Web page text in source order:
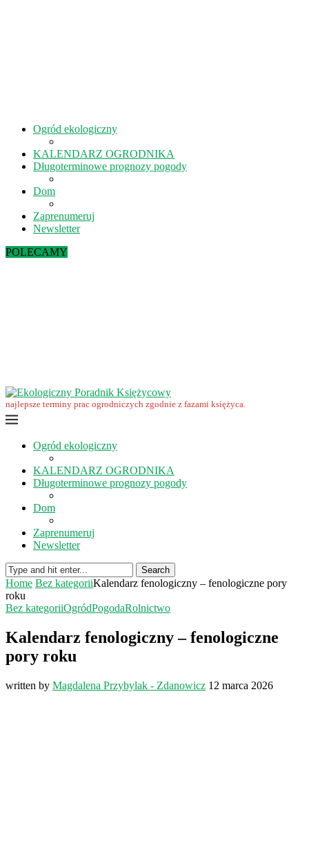
Ogród ekologiczny
KALENDARZ OGRODNIKA
Długoterminowe prognozy pogody
Dom
Zaprenumeruj
Newsletter
POLECAMY
najlepsze terminy prac ogrodniczych zgodnie z fazami księżyca.
Ogród ekologiczny
KALENDARZ OGRODNIKA
Długoterminowe prognozy pogody
Dom
Zaprenumeruj
Newsletter
Search
Home Bez kategoriiKalendarz fenologiczny – fenologiczne pory
roku
Bez kategoriiOgródPogodaRolnictwo
Kalendarz fenologiczny – fenologiczne
pory roku
written by Magdalena Przybylak - Zdanowicz 12 marca 2026